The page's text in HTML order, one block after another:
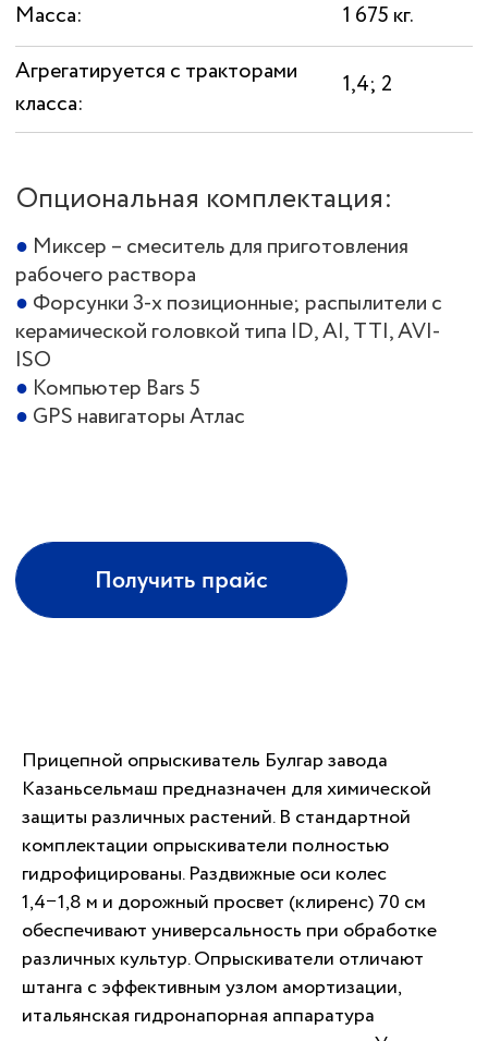
Прицепной опрыскиватель Булгар завода
Казаньсельмаш предназначен для химической
защиты различных растений. В стандартной
комплектации опрыскиватели полностью
гидрофицированы. Раздвижные оси колес
1,4−1,8 м и дорожный просвет (клиренс) 70 см
обеспечивают универсальность при обработке
различных культур. Опрыскиватели отличают
штанга с эффективным узлом амортизации,
итальянская гидронапорная аппаратура
НУЖНА КОНСУЛЬТАЦИЯ
ВЫБОРУПРИЦЕПНЫХ
ОПРЫСКИВАТЕЛЕЙ?
Свяжитесь с нами через форму
обратной связи или по телефону
указанном ниже - наши менеджеры
Получить консультацию
ЛИЗИНГ
ПОМОЩЬ В ОФОРМЛЕНИИ.
СПЕЦИАЛЬНЫЕ ПРЕДЛОЖЕНИЯ ОТ НАШИХ
ПАРТНЕРОВ ДЛЯ СЕЛЬХОЗТЕХНИКИ